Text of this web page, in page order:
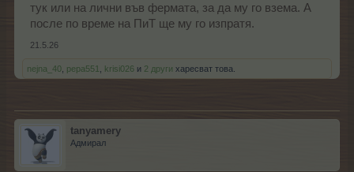
тук или на лични във фермата, за да му го взема. А
после по време на ПиТ ще му го изпратя.
21.5.26
nejna_40 pepa551 krisi026 и 2 други харесват това.
tanyamery
Адмирал